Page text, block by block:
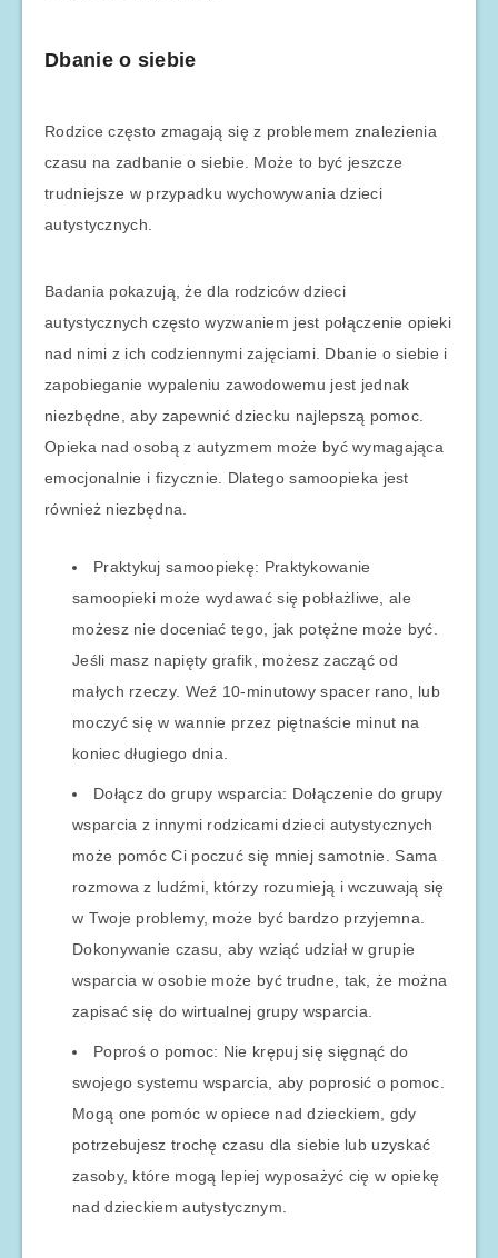
Dbanie o siebie
Rodzice często zmagają się z problemem znalezienia
czasu na zadbanie o siebie. Może to być jeszcze
trudniejsze w przypadku wychowywania dzieci
autystycznych.
Badania pokazują, że dla rodziców dzieci
autystycznych często wyzwaniem jest połączenie opieki
nad nimi z ich codziennymi zajęciami. Dbanie o siebie i
zapobieganie wypaleniu zawodowemu jest jednak
niezbędne, aby zapewnić dziecku najlepszą pomoc.
Opieka nad osobą z autyzmem może być wymagająca
emocjonalnie i fizycznie. Dlatego samoopieka jest
również niezbędna.
Praktykuj samoopiekę: Praktykowanie
samoopieki może wydawać się pobłażliwe, ale
możesz nie doceniać tego, jak potężne może być.
Jeśli masz napięty grafik, możesz zacząć od
małych rzeczy. Weź 10-minutowy spacer rano, lub
moczyć się w wannie przez piętnaście minut na
koniec długiego dnia.
Dołącz do grupy wsparcia: Dołączenie do grupy
wsparcia z innymi rodzicami dzieci autystycznych
może pomóc Ci poczuć się mniej samotnie. Sama
rozmowa z ludźmi, którzy rozumieją i wczuwają się
w Twoje problemy, może być bardzo przyjemna.
Dokonywanie czasu, aby wziąć udział w grupie
wsparcia w osobie może być trudne, tak, że można
zapisać się do wirtualnej grupy wsparcia.
Poproś o pomoc: Nie krępuj się sięgnąć do
swojego systemu wsparcia, aby poprosić o pomoc.
Mogą one pomóc w opiece nad dzieckiem, gdy
potrzebujesz trochę czasu dla siebie lub uzyskać
zasoby, które mogą lepiej wyposażyć cię w opiekę
nad dzieckiem autystycznym.